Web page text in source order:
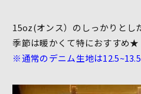
15oz(オンス）のしっかりとし
季節は暖かくて特におすすめ★
※通常のデニム生地は